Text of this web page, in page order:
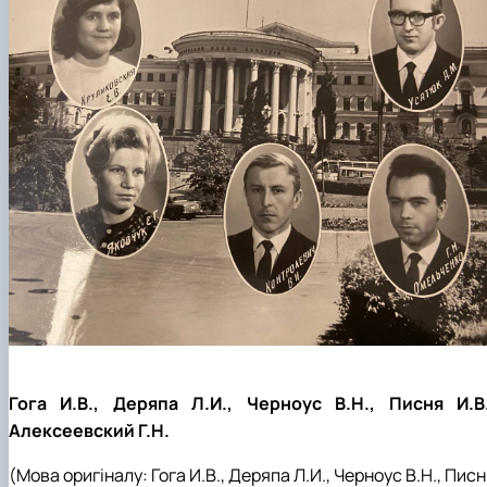
Гога И.В., Деряпа Л.И., Черноус В.Н., Писня
Алексеевский Г.Н.
(Мова оригіналу: Гога И.В., Деряпа Л.И., Черноус В.Н.,